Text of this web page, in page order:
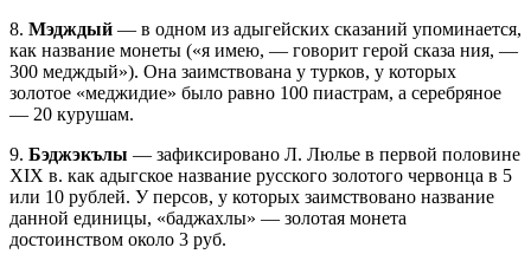
8. Мэдждый — в одном из адыгейских сказаний упоминается,
как название монеты («я имею, — говорит герой сказа ния, —
300 медждый»). Она заимствована у турков, у которых
золотое «меджидие» было равно 100 пиастрам, а серебряное
— 20 курушам.
9. Бэджэкълы — зафиксировано Л. Люлье в первой половине
XIX в. как адыгское название русского золотого червонца в 5
или 10 рублей. У персов, у которых заимствовано название
данной единицы, «баджахлы» — золотая монета
достоинством около 3 руб.